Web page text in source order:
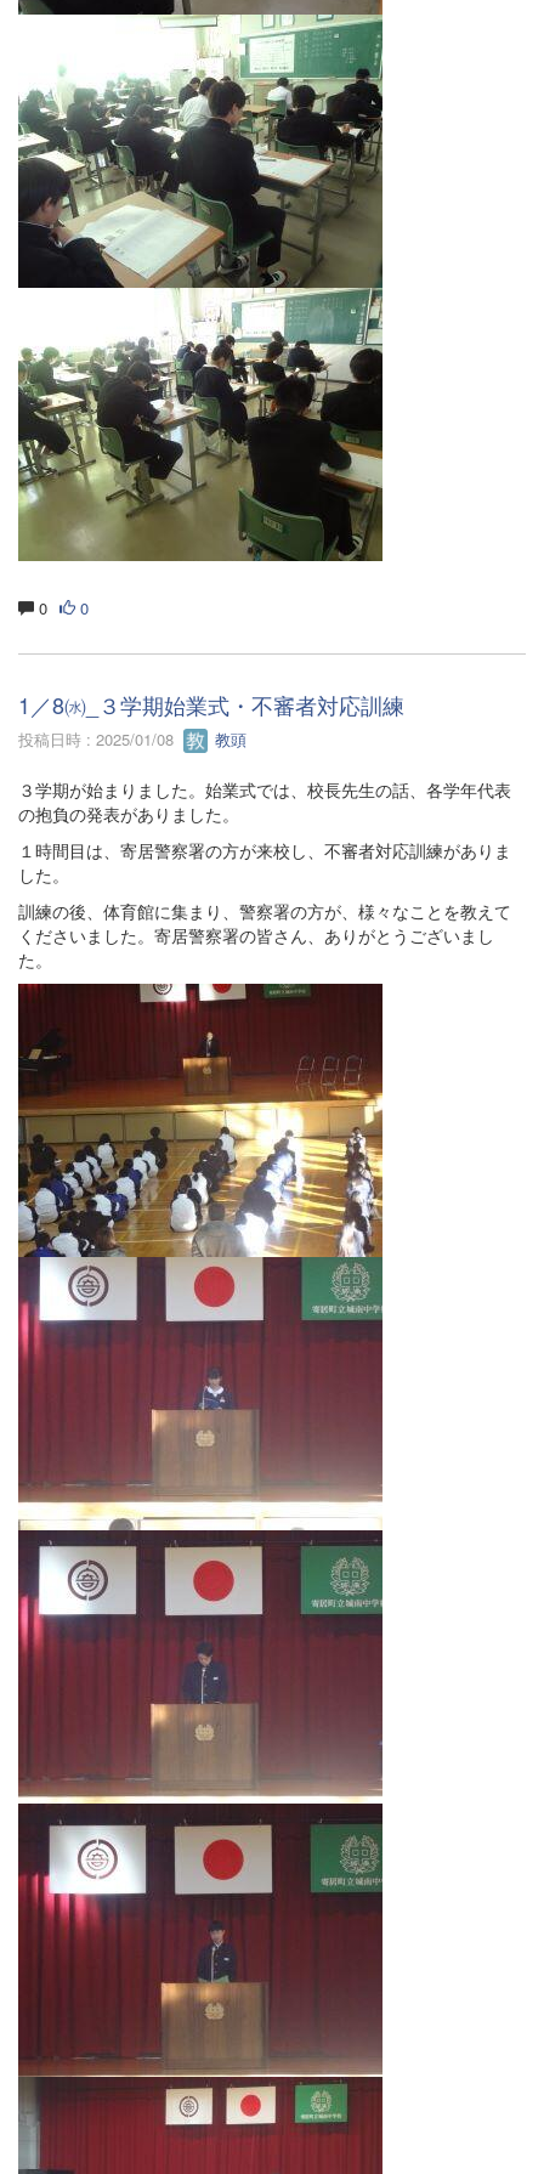
0 0
1／8㈬_３学期始業式・不審者対応訓練
投稿日時 : 2025/01/08 教頭
３学期が始まりました。始業式では、校長先生の話、各学年代表
の抱負の発表がありました。
１時間目は、寄居警察署の方が来校し、不審者対応訓練がありま
した。
訓練の後、体育館に集まり、警察署の方が、様々なことを教えて
くださいました。寄居警察署の皆さん、ありがとうございまし
た。